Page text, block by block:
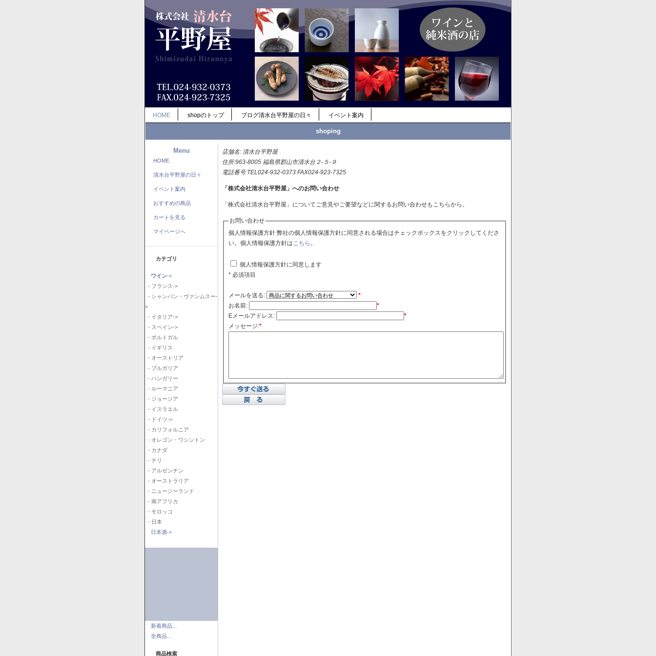
HOME shopのトップ ブログ清水台平野屋の日々 イベント案内
shoping
Menu
HOME
清水台平野屋の日々
イベント案内
おすすめの商品
カートを見る
マイページへ
カテゴリ
ワイン->
- フランス->
- シャンパン・ヴァンムスー-
>
- イタリア->
- スペイン->
- ポルトガル
- イギリス
- オーストリア
- ブルガリア
- ハンガリー
- ルーマニア
- ジョージア
- イスラエル
- ドイツ->
- カリフォルニア
- オレゴン・ワシントン
- カナダ
- チリ
- アルゼンチン
- オーストラリア
- ニュージーランド
- 南アフリカ
- モロッコ
- 日本
日本酒->
新着商品...
全商品...
商品検索
店舗名: 清水台平野屋
住所:963-8005 福島県郡山市清水台２-５-９
電話番号:TEL024-932-0373 FAX024-923-7325
「株式会社清水台平野屋」へのお問い合わせ
「株式会社清水台平野屋」についてご意見やご要望などに関するお問い合わせもこちらから。
お問い合わせ
個人情報保護方針 弊社の個人情報保護方針に同意される場合はチェックボックスをクリックしてくださ
い。個人情報保護方針はこちら 。
個人情報保護方針に同意します
* 必須項目
メールを送る:
*
お名前:
*
Eメールアドレス:
*
メッセージ:*